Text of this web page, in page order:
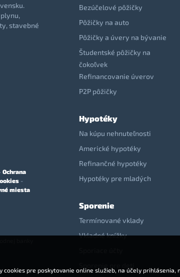
Bezúčelové pôžičky
Pôžičky na auto
Pôžičky a úvery na bývanie
Študentské pôžičky na
čokoľvek
Refinancovanie úverov
P2P pôžičky
Hypotéky
Na kúpu nehnuteľnosti
Americké hypotéky
Refinančné hypotéky
Hypotéky pre mladých
Sporenie
Termínované vklady
Vkladné knížky
stavebné
Ochrana
-
miesta
pre poskytovanie online služieb, na účely prihlásenia,